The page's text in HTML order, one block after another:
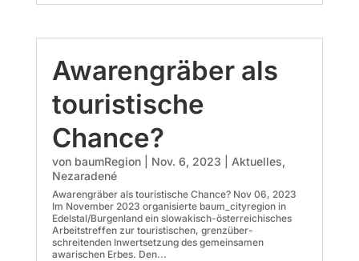
Awarengräber als
touristische
Chance?
von baumRegion| Nov. 6, 2023 Aktuelles,
Nezaradené
Awarengräber als touristische Chance? Nov 06, 2023
Im November 2023 organisierte baum_cityregion in
Edelstal/Burgenland ein slowakisch-österreichisches
Arbeitstreffen zur touristischen, grenzüber­
schreitenden Inwertsetzung des gemeinsamen
awarischen Erbes. Den...